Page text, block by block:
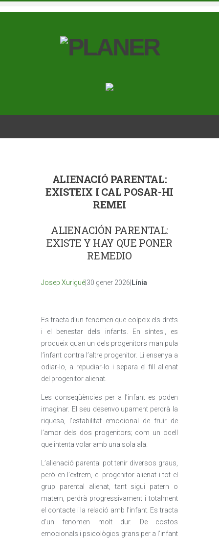
ALIENACIÓ PARENTAL:
EXISTEIX I CAL POSAR-HI
REMEI
ALIENACIÓN PARENTAL:
EXISTE Y HAY QUE PONER
REMEDIO
Josep Xurigué |30 gener 2026| Línia
Es tracta d’un fenomen que colpeix els drets
i el benestar dels infants. En síntesi, es
produeix quan un dels progenitors manipula
l’infant contra l’altre progenitor. Li ensenya a
odiar-lo, a repudiar-lo i separa el fill alienat
del progenitor alienat.
Les conseqüències per a l’infant es poden
imaginar. El seu desenvolupament perdrà la
riquesa, l’estabilitat emocional de fruir de
l’amor dels dos progenitors; com un ocell
que intenta volar amb una sola ala.
L’alienació parental pot tenir diversos graus,
però en l’extrem, el progenitor alienat i tot el
grup parental alienat, tant sigui patern o
matern, perdrà progressivament i totalment
el contacte i la relació amb l’infant. Es tracta
d’un fenomen molt dur. De costos
emocionals i psicològics grans per a l’infant